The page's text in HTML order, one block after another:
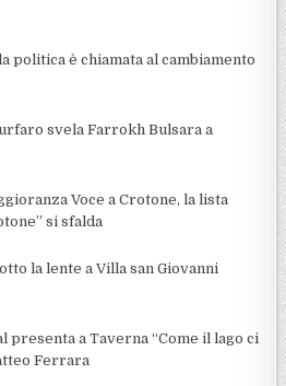
politica è chiamata al cambiamento
svela Farrokh Bulsara a
Voce a Crotone, la lista
si sfalda
la lente a Villa san Giovanni
presenta a Taverna “Come il lago ci
Ferrara